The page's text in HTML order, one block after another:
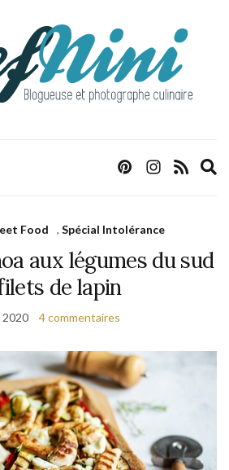
Food , Spécial Intolérance
aux légumes du sud
de lapin
2020 4 commentaires